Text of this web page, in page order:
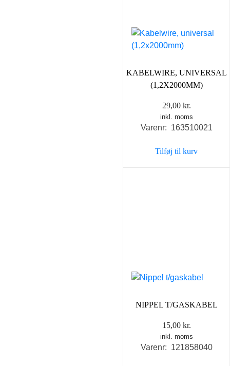
KABELWIRE, UNIVERSAL
(1,2X2000MM)
29,00 kr.
inkl. moms
Varenr: 163510021
Tilføj til kurv
NIPPEL T/GASKABEL
15,00 kr.
inkl. moms
Varenr: 121858040